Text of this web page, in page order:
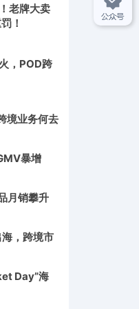
老牌大卖
！
，POD跨
境业务何去
暴增
月销攀升
，跨境市
Day”海